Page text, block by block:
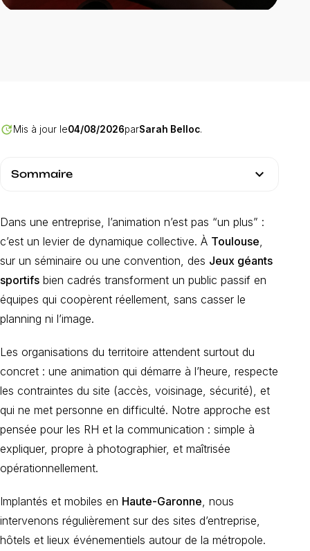
update Mis à jour le04/08/2026parSarah Belloc.
Sommaire expand_more
Dans une entreprise, l’animation n’est pas “un plus” :
c’est un levier de dynamique collective. À Toulouse
sur un séminaire ou une convention, des Jeux géants
sportifs bien cadrés transforment un public passif en
équipes qui coopèrent réellement, sans casser le
planning ni l’image.
Les organisations du territoire attendent surtout du
concret : une animation qui démarre à l’heure, respecte
les contraintes du site (accès, voisinage, sécurité), et
qui ne met personne en difficulté. Notre approche est
pensée pour les RH et la communication : simple à
expliquer, propre à photographier, et maîtrisée
opérationnellement.
Implantés et mobiles en Haute-Garonne , nous
intervenons régulièrement sur des sites d’entreprise,
hôtels et lieux événementiels autour de la métropole.